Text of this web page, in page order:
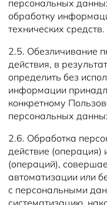
персональных
обработку
технических средств.
2.5. Обезличивание
действия, в
определить без
информации
конкретному
персональных
2.6. Обработка
действие (операция)
(операций),
автоматизации или
с персональными
систематизацию,